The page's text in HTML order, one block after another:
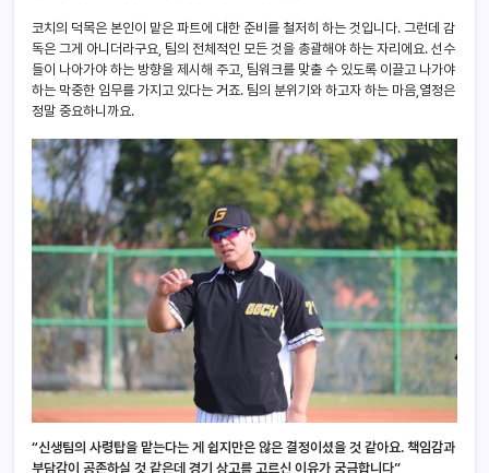
코치의 덕목은 본인이 맡은 파트에 대한 준비를 철저히 하는 것입니다. 그런데 감
독은 그게 아니더라구요, 팀의 전체적인 모든 것을 총괄해야 하는 자리에요. 선수
들이 나아가야 하는 방향을 제시해 주고, 팀워크를 맞출 수 있도록 이끌고 나가야
하는 막중한 임무를 가지고 있다는 거죠. 팀의 분위기와 하고자 하는 마음,열정은
정말 중요하니까요.
“신생팀의 사령탑을 맡는다는 게 쉽지만은 않은 결정이셨을 것 같아요. 책임감과
부담감이 공존하실 것 같은데 경기 상고를 고르신 이유가 궁금합니다”